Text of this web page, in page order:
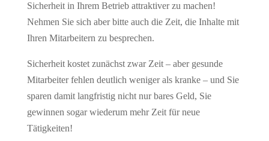
Sicherheit in Ihrem Betrieb attraktiver zu machen!
Nehmen Sie sich aber bitte auch die Zeit, die Inhalte mit
Ihren Mitarbeitern zu besprechen.
Sicherheit kostet zunächst zwar Zeit – aber gesunde
Mitarbeiter fehlen deutlich weniger als kranke – und Sie
sparen damit langfristig nicht nur bares Geld, Sie
gewinnen sogar wiederum mehr Zeit für neue
Tätigkeiten!